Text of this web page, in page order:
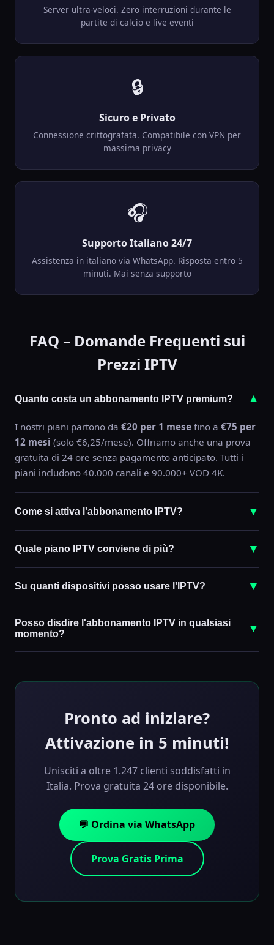
Server ultra-veloci. Zero interruzioni durante le
partite di calcio e live eventi
🔒
Sicuro e Privato
Connessione crittografata. Compatibile con VPN per
massima privacy
🎧
Supporto Italiano 24/7
Assistenza in italiano via WhatsApp. Risposta entro 5
minuti. Mai senza supporto
FAQ – Domande Frequenti sui
Prezzi IPTV
Quanto costa un abbonamento IPTV premium? ▼
I nostri piani partono da €20 per 1 mese fino a €75 per
12 mesi (solo €6,25/mese). Offriamo anche una prova
gratuita di 24 ore senza pagamento anticipato. Tutti i
piani includono 40.000 canali e 90.000+ VOD 4K.
Come si attiva l'abbonamento IPTV? ▼
credenziali IPTV (M3U + EPG) entro 5 minuti. Segui la
nostra guida di installazione (2 minuti) e sei subito
online. Il servizio è attivo 24/7, 365 giorni l'anno.
Quale piano IPTV conviene di più? ▼
€6,25/mese invece di €20. Ilpiano 6 mesi a €40
(€6,67/mese) è il miglior equilibrio tra risparmio e
flessibilità. Ilpiano 3 mesi a €30è il più popolare per
chi vuole risparmiare subito il 50%.
Su quanti dispositivi posso usare l'IPTV? ▼
puoi usare il tuo abbonamento su Smart TV, Fire Stick,
Posso disdire l'abbonamento IPTV in qualsiasi
momento?
▼
nascosti. Scegli la durata che preferisci e rinnovi solo
Pronto ad iniziare?
Attivazione in 5 minuti!
Unisciti a oltre 1.247 clienti soddisfatti in
Italia. Prova gratuita 24 ore disponibile.
💬 Ordina via WhatsApp
Prova Gratis Prima